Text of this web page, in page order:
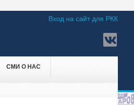
Вход на сайт для РКК
СМИ О НАС